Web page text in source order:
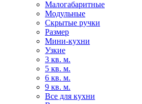
Малогабаритные
Модульные
Скрытые ручки
Размер
Мини-кухни
Узкие
3 кв. м.
5 кв. м.
6 кв. м.
9 кв. м.
Все для кухни